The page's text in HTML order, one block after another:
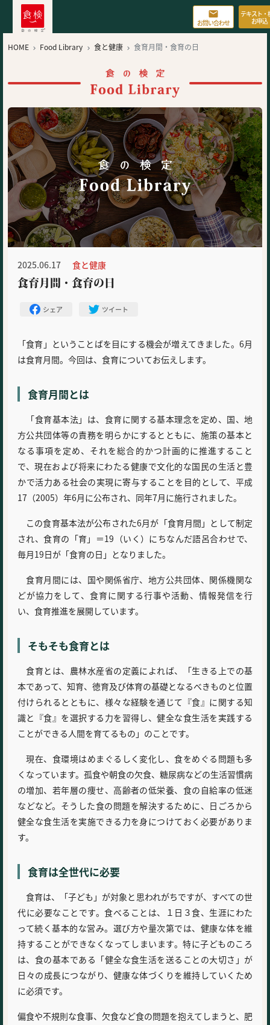

お問い合わせ
テキスト・
お申込
HOME  Food Library  食と健康  食育月間・食育の日
2025.06.17 食と健康
食育月間・食育の日
シェア ツイート
「食育」ということばを目にする機会が増えてきました。6月
は食育月間。今回は、食育についてお伝えします。
食育月間とは
「食育基本法」は、食育に関する基本理念を定め、国、地
方公共団体等の責務を明らかにするとともに、施策の基本と
なる事項を定め、それを総合的かつ計画的に推進すること
で、現在および将来にわたる健康で文化的な国民の生活と豊
かで活力ある社会の実現に寄与することを目的として、平成
17（2005）年6月に公布され、同年7月に施行されました。
この食育基本法が公布された6月が「食育月間」として制定
され、食育の「育」＝19（いく）にちなんだ語呂合わせで、
毎月19日が「食育の日」となりました。
食育月間には、国や関係省庁、地方公共団体、関係機関な
どが協力をして、食育に関する行事や活動、情報発信を行
い、食育推進を展開しています。
そもそも食育とは
食育とは、農林水産省の定義によれば、「生きる上での基
本であって、知育、徳育及び体育の基礎となるべきものと位置
付けられるとともに、様々な経験を通じて『食』に関する知
識と『食』を選択する力を習得し、健全な食生活を実践する
ことができる人間を育てるもの」のことです。
現在、食環境はめまぐるしく変化し、食をめぐる問題も多
くなっています。孤食や朝食の欠食、糖尿病などの生活習慣病
の増加、若年層の痩せ、高齢者の低栄養、食の自給率の低迷
などなど。そうした食の問題を解決するために、日ごろから
健全な食生活を実施できる力を身につけておく必要がありま
す。
食育は全世代に必要
食育は、「子ども」が対象と思われがちですが、すべての世
代に必要なことです。食べることは、１日３食、生涯にわた
って続く基本的な営み。選び方や量次第では、健康な体を維
持することができなくなってしまいます。特に子どものころ
は、食の基本である「健全な食生活を送ることの大切さ」が
日々の成長につながり、健康な体づくりを維持していくため
に必須です。
偏食や不規則な食事、欠食など食の問題を抱えてしまうと、肥